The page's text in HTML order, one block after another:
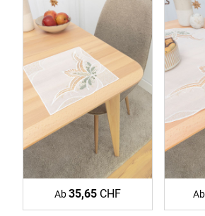
Ab35,65 CHF Ab